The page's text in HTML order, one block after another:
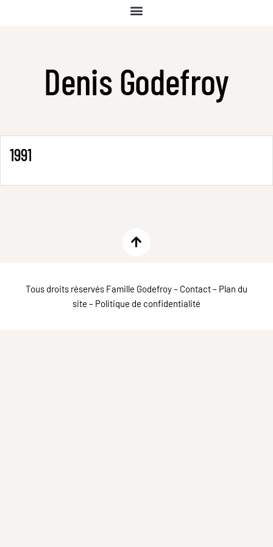
Denis Godefroy
1991
Tous droits réservés Famille Godefroy – Contact– Plan du
site – Politique de confidentialité